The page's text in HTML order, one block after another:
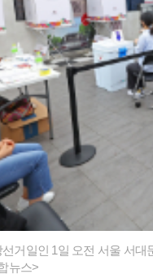
거일인 1일 오전 서울 서
뉴스>